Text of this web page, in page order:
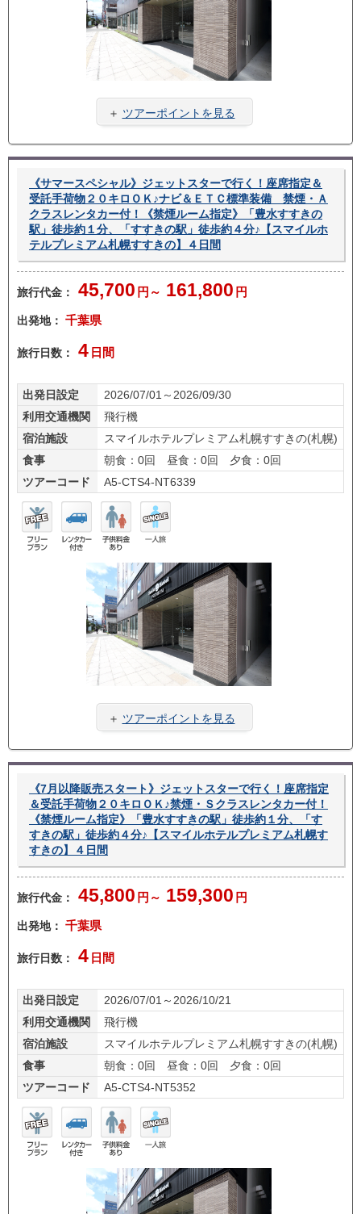
＋ ツアーポイントを見る
《サマースペシャル》ジェットスターで行く！座席指定＆
受託手荷物２０キロＯＫ♪ナビ＆ＥＴＣ標準装備 禁煙・Ａ
クラスレンタカー付！《禁煙ルーム指定》「豊水すすきの
駅」徒歩約１分、「すすきの駅」徒歩約４分♪【スマイルホ
テルプレミアム札幌すすきの】４日間
旅行代金： 45,700 円～ 161,800 円
出発地： 千葉県
旅行日数： 4 日間
出発日設定
2026/07/01～2026/09/30
利用交通機関
飛行機
宿泊施設
スマイルホテルプレミアム札幌すすきの(札幌)
食事
朝食：0回 昼食：0回 夕食：0回
ツアーコード
A5-CTS4-NT6339
料金
あり
旅
＋ ツアーポイントを見る
《7月以降販売スタート》ジェットスターで行く！座席指定
＆受託手荷物２０キロＯＫ♪禁煙・Ｓクラスレンタカー付！
《禁煙ルーム指定》「豊水すすきの駅」徒歩約１分、「す
すきの駅」徒歩約４分♪【スマイルホテルプレミアム札幌す
すきの】４日間
旅行代金： 45,800 円～ 159,300 円
出発地： 千葉県
旅行日数： 4 日間
出発日設定
2026/07/01～2026/10/21
利用交通機関
飛行機
宿泊施設
スマイルホテルプレミアム札幌すすきの(札幌)
食事
朝食：0回 昼食：0回 夕食：0回
ツアーコード
A5-CTS4-NT5352
料金
あり
旅